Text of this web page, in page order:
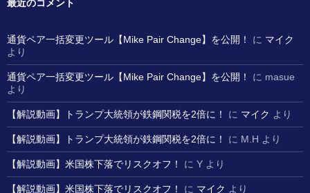
最近のコメント
通貨ペア一括変更ツール【Mike Pair Change】を公開！ に マイク
より
通貨ペア一括変更ツール【Mike Pair Change】を公開！ に masue
より
【解説動画】トランプ大統領が鉄鋼関税を2倍に！ に マイク より
【解説動画】トランプ大統領が鉄鋼関税を2倍に！ に M.H より
【解説動画】米国株下落でリスクオフ！ に Y より
【解説動画】米国株下落でリスクオフ！ に マイク より